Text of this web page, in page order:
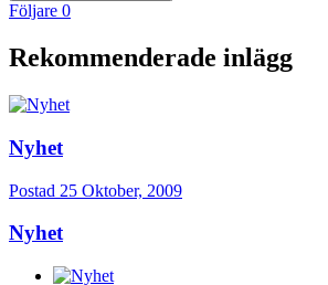
Följare 0
Rekommenderade inlägg
Nyhet
Postad 25 Oktober, 2009
Nyhet